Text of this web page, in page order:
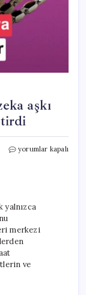
aşkı
Teknoloji
şeyi
pahalı
hale
için
yorumlar kapalı
yalnızca
merkezi
ve